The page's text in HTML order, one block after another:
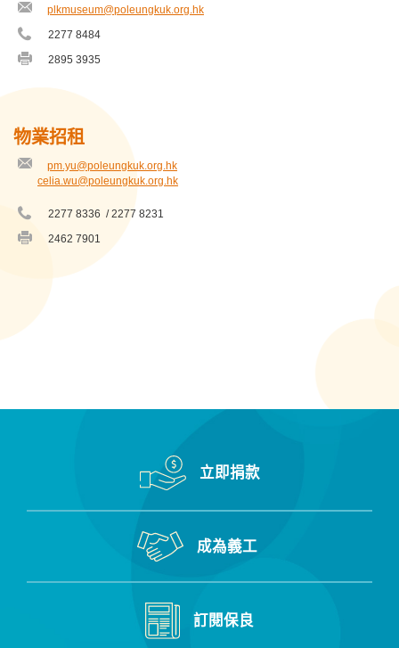
保良局東涌兒童綜合服務中心
保良局林文燦英文小學
保良局梁安琪兒童發展中心
保良局王賜豪（田心谷）小學
保良局田家炳千禧小學
保良局田家炳小學
保良局羅傑承（一九八三）中學
保良局羅氏基金中學
保良局美麗人生綜合健康中心
電
郵
址
plkmuseum@poleungkuk.org.hk
電
話
號
2277 8484
傳
2895 3935
物業招租
電
址
pm.yu@poleungkuk.org.hk
電
celia.wu@poleungkuk.org.hk
電
話
號
2277 8336 / 2277 8231
傳
2462 7901
立即捐款
成為義工
訂閱保良